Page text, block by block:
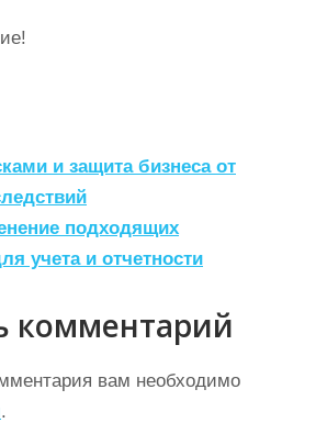
и защита бизнеса от
подходящих
учета и отчетности
комментарий
вам необходимо
.